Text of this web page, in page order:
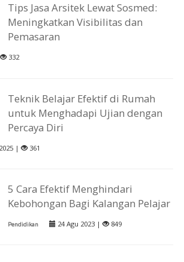
Tips Jasa Arsitek Lewat Sosmed:
Meningkatkan Visibilitas dan
Pemasaran
332
Teknik Belajar Efektif di Rumah
untuk Menghadapi Ujian dengan
Percaya Diri
| 361
5 Cara Efektif Menghindari
Kebohongan Bagi Kalangan Pelajar
Pendidikan 24 Agu 2023 | 849